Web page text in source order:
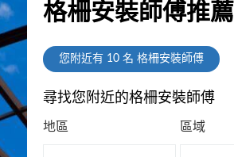
格柵安裝師傅推薦
您附近有 10名 格柵安裝師傅
尋找您附近的格柵安裝師傅
地區 區域